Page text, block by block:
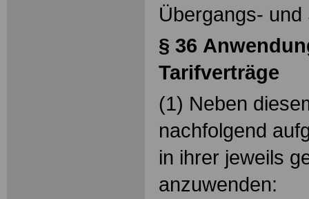
Übergangs-
§ 36
Tarifverträge
(1) Neben
nachfolgend
in ihrer jeweils
anzuwenden: